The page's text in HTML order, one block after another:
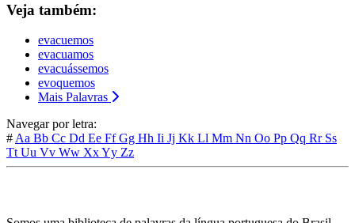
Veja também:
evacuemos
evacuamos
evacuássemos
evoquemos
Mais Palavras
Navegar por letra:
# Aa Bb Cc Dd Ee FfGg Hh Ii Jj Kk Ll Mm Nn Oo Pp Qq Rr Ss
Tt Uu Vv Ww XxYy Zz